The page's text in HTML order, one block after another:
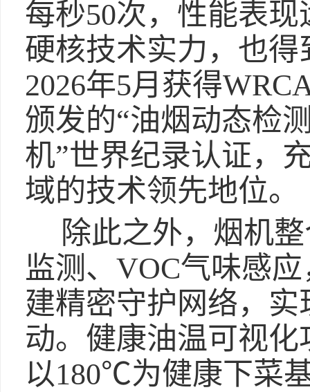
每秒50次，性能表
硬核技术实力，也
2026年5月获得
颁发的“油烟动态检
机”世界纪录认证，
域的技术领先地位。
除此之外，烟机
监测、VOC气味感
建精密守护网络，
动。健康油温可视
以180℃为健康下菜